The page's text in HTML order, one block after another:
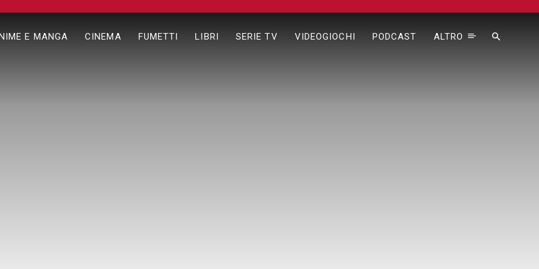
E MANGA CINEMA FUMETTI LIBRI SERIE TV VIDEOGIOCHI PODCAST ALTRO